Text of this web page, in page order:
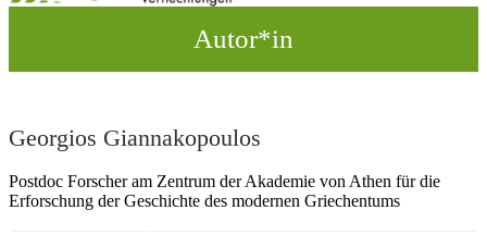
Autor*in
Georgios Giannakopoulos
Postdoc Forscher am Ζentrum der Akademie von Athen für die
Erforschung der Geschichte des modernen Griechentums